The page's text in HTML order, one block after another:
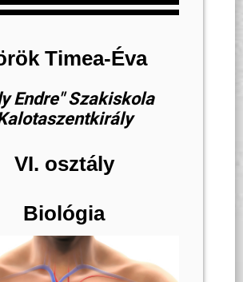
Timea-Éva
Endre" Szakiskola
VI. osztály
Biológia